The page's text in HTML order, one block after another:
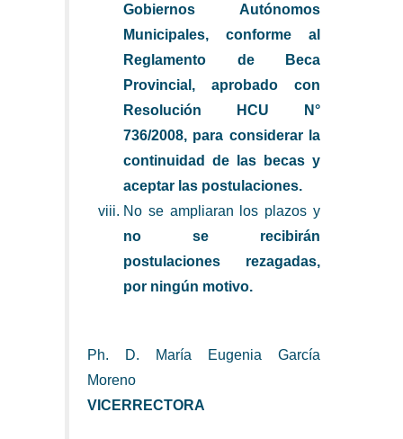
Gobiernos Autónomos
Municipales, conforme al
Reglamento de Beca
Provincial, aprobado con
Resolución HCU N°
736/2008, para considerar la
continuidad de las becas y
aceptar las postulaciones.
No se ampliaran los plazos y
no se recibirán
postulaciones rezagadas,
por ningún motivo.
Ph. D. María Eugenia García
Moreno
VICERRECTORA